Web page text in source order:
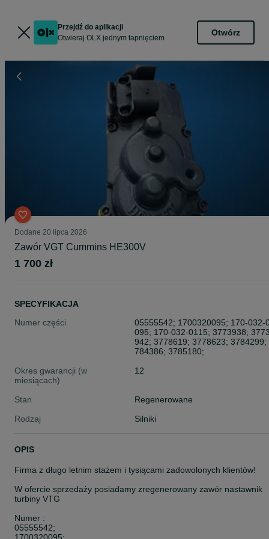
Przejdź do aplikacji
Otwieraj OLX jednym tapnięciem
Otwórz
Dodane 20 lipca 2026
Zawór VGT Cummins HE300V
1 700 zł
SPECYFIKACJA
Numer części
05555542; 1700320095; 170-032-
095; 170-032-0115; 3773938;
942; 3778619; 3778623; 3784299;
784386; 3785180;
Okres gwarancji (w
miesiącach)
12
Stan
Regenerowane
Rodzaj
Silniki
OPIS
Firma z długo letnim stażem i tysiącami zadowolonych klientów!
W ofercie sprzedaży posiadamy zregenerowany zawór nastawnik
turbiny VTG
Numer :
05555542;